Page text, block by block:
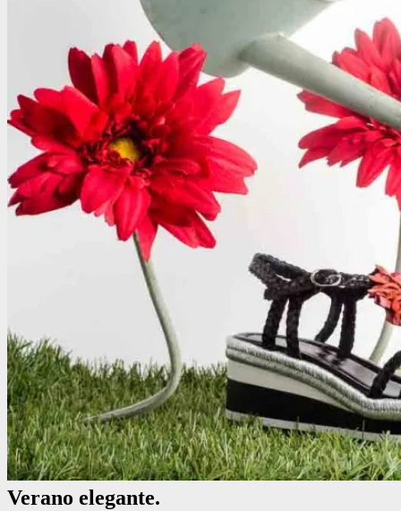
Verano elegante.